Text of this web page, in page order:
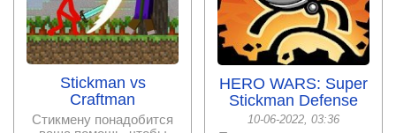
Stickman vs
Craftman
Стикмену понадобится
HERO WARS: Super
Stickman Defense
10-06-2022, 03:36